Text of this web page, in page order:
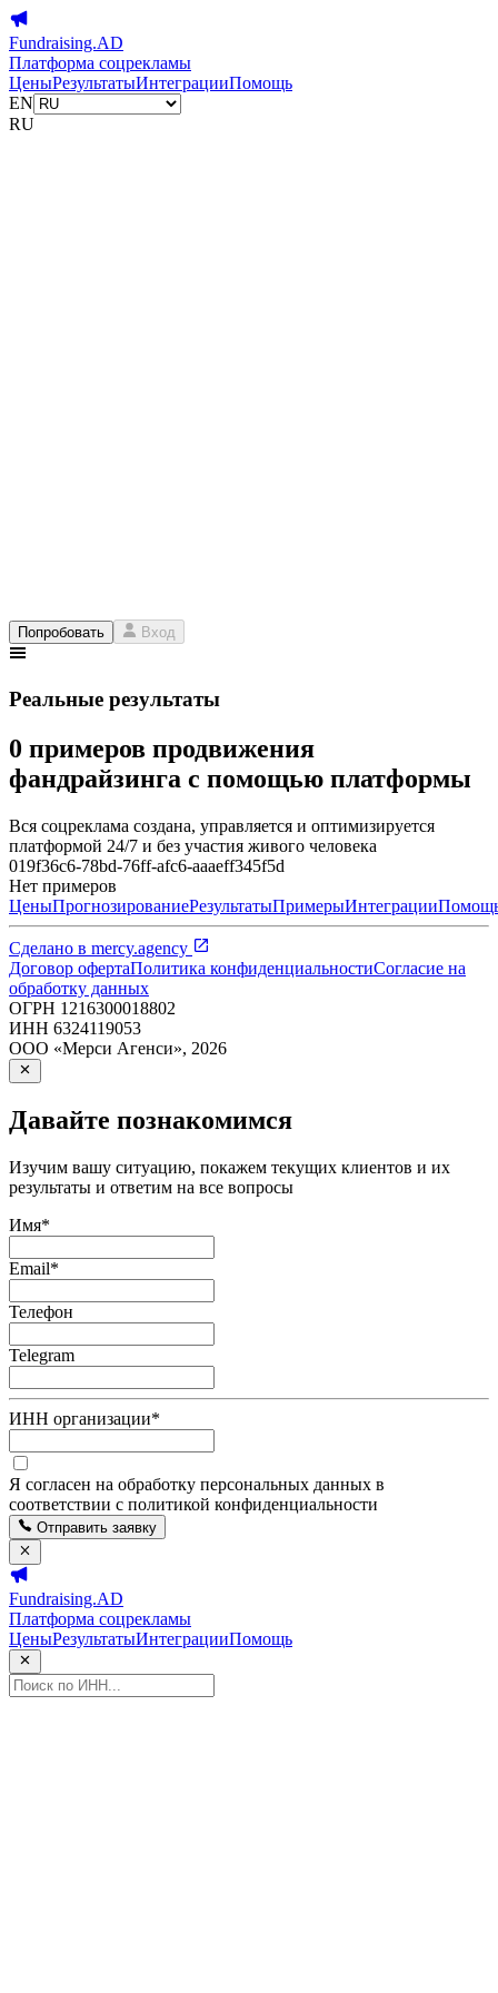
Fundraising.AD
Платформа соцрекламы
ЦеныРезультатыИнтеграцииПомощь
EN
RU
Попробовать Вход
Реальные результаты
0 примеров продвижения
фандрайзинга с помощью платформы
Вся соцреклама создана, управляется и оптимизируется
платформой 24/7 и без участия живого человека
019f36c6-78bd-76ff-afc6-aaaeff345f5d
Нет примеров
ЦеныПрогнозированиеРезультатыПримерыИнтеграции
Сделано в mercy.agency
Договор офертаПолитика конфиденциальностиСогласие на
обработку данных
ОГРН 1216300018802
ИНН 6324119053
ООО «Мерси Агенси», 2026
Давайте познакомимся
Изучим вашу ситуацию, покажем текущих клиентов и их
результаты и ответим на все вопросы
Имя*
Email*
Телефон
Telegram
ИНН организации*
Я согласен на обработку персональных данных в
соответствии с политикой конфиденциальности
Отправить заявку
Fundraising.AD
Платформа соцрекламы
ЦеныРезультатыИнтеграцииПомощь